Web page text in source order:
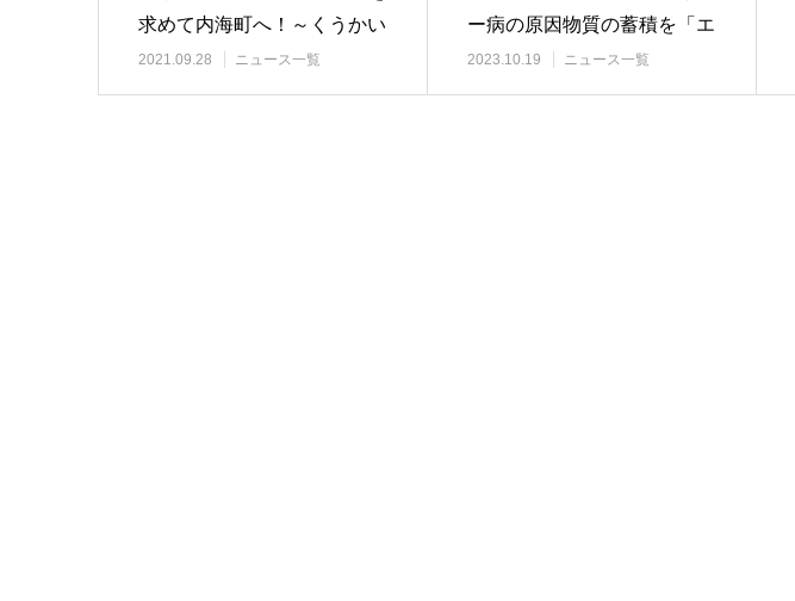
求めて内海町へ！～くうかい
2021.09.28 ニュース一覧
ー病の原因物質の蓄積を「エ
スプレッソ」が阻…
2023.10.19 ニュース一覧